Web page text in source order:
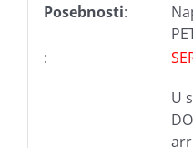
Posebnosti:
:
U